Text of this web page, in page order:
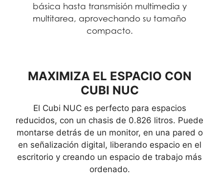
básica hasta transmisión multimedia y
multitarea, aprovechando su tamaño
compacto.
MAXIMIZA EL ESPACIO CON
CUBI NUC
El Cubi NUC es perfecto para espacios
reducidos, con un chasis de 0.826 litros. Puede
montarse detrás de un monitor, en una pared o
en señalización digital, liberando espacio en el
escritorio y creando un espacio de trabajo más
ordenado.